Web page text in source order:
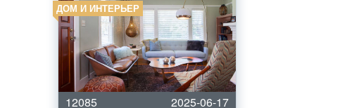
ДОМ И ИНТЕРЬЕР
12085
2025-06-17